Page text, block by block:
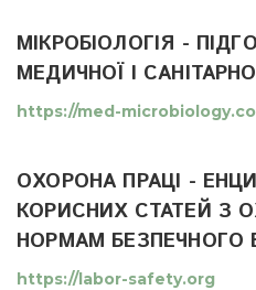
МІКРОБІОЛОГІЯ -
МЕДИЧНОЇ І
https://med-
ОХОРОНА ПРАЦІ -
КОРИСНИХ СТАТЕЙ З
НОРМАМ БЕЗПЕЧНОГО
https://labor-safety.org